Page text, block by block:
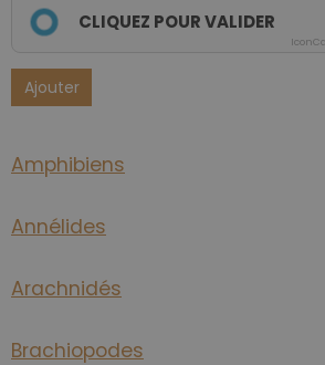
CLIQUEZ POUR VALIDER
Ajouter
Amphibiens
Annélides
Arachnidés
Brachiopodes